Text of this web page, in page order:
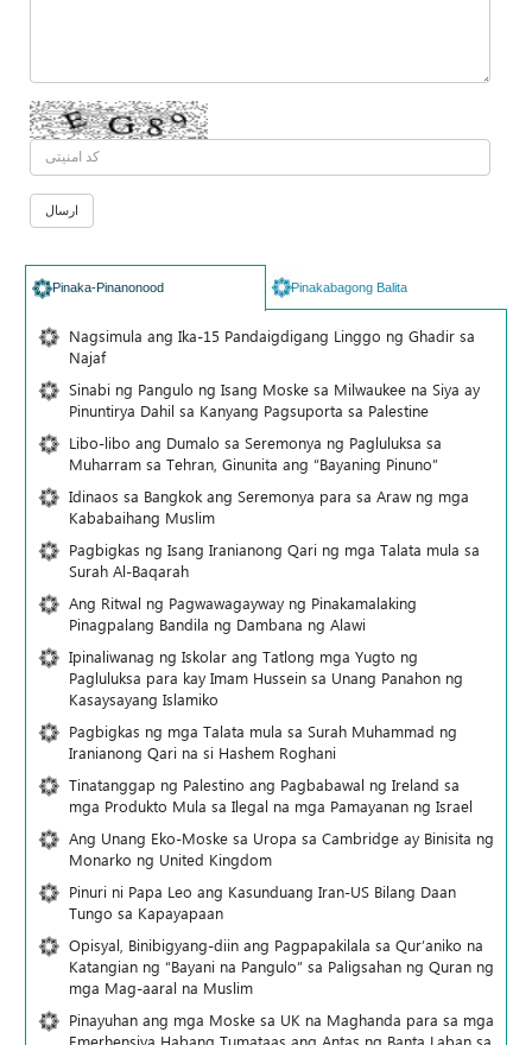
Pinaka-Pinanonood Pinakabagong Balita
Nagsimula ang Ika-15 Pandaigdigang Linggo ng Ghadir sa
Najaf
Sinabi ng Pangulo ng Isang Moske sa Milwaukee na Siya ay
Pinuntirya Dahil sa Kanyang Pagsuporta sa Palestine
Libo-libo ang Dumalo sa Seremonya ng Pagluluksa sa
Muharram sa Tehran, Ginunita ang “Bayaning Pinuno”
Idinaos sa Bangkok ang Seremonya para sa Araw ng mga
Kababaihang Muslim
Pagbigkas ng Isang Iranianong Qari ng mga Talata mula sa
Surah Al-Baqarah
Ang Ritwal ng Pagwawagayway ng Pinakamalaking
Pinagpalang Bandila ng Dambana ng Alawi
Ipinaliwanag ng Iskolar ang Tatlong mga Yugto ng
Pagluluksa para kay Imam Hussein sa Unang Panahon ng
Kasaysayang Islamiko
Pagbigkas ng mga Talata mula sa Surah Muhammad ng
Iranianong Qari na si Hashem Roghani
Tinatanggap ng Palestino ang Pagbabawal ng Ireland sa
mga Produkto Mula sa Ilegal na mga Pamayanan ng Israel
Ang Unang Eko-Moske sa Uropa sa Cambridge ay Binisita ng
Monarko ng United Kingdom
Pinuri ni Papa Leo ang Kasunduang Iran-US Bilang Daan
Tungo sa Kapayapaan
Opisyal, Binibigyang-diin ang Pagpapakilala sa Qur’aniko na
Katangian ng “Bayani na Pangulo” sa Paligsahan ng Quran ng
mga Mag-aaral na Muslim
Pinayuhan ang mga Moske sa UK na Maghanda para sa mga